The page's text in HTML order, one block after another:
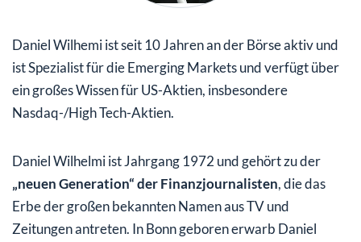
Daniel Wilhemi ist seit 10 Jahren an der Börse aktiv und
ist Spezialist für die Emerging Markets und verfügt über
ein großes Wissen für US-Aktien, insbesondere
Nasdaq-/High Tech-Aktien.
Daniel Wilhelmi ist Jahrgang 1972 und gehört zu der
„neuen Generation“ der Finanzjournalisten, die das
Erbe der großen bekannten Namen aus TV und
Zeitungen antreten. In Bonn geboren erwarb Daniel